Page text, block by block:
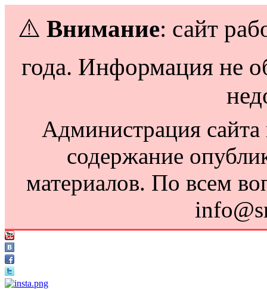
⚠️ Внимание: сайт
года. Информация не
Администрация сайта
содержание
материалов. По всем